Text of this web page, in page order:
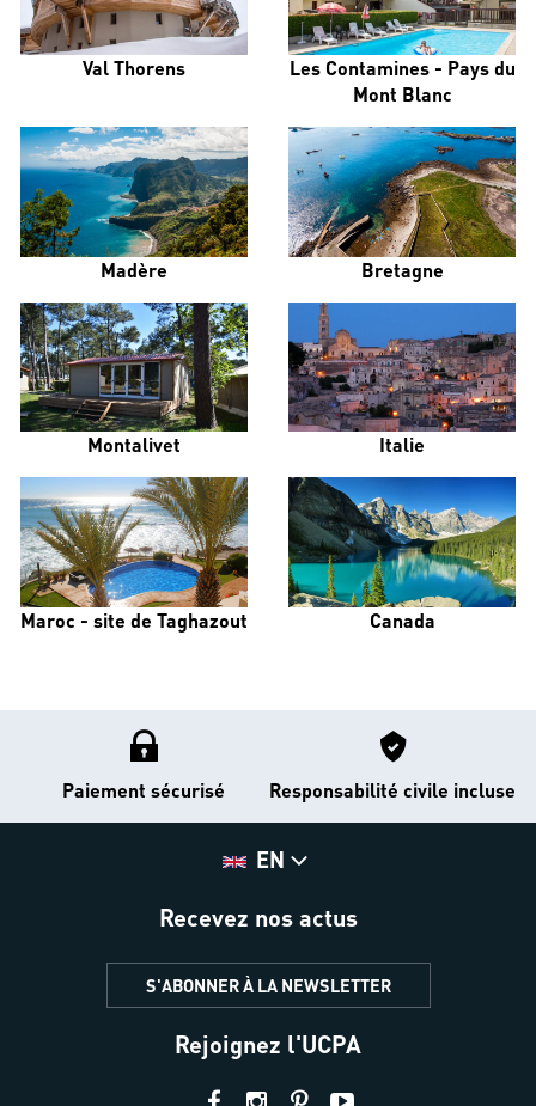
Val Thorens
Les Contamines - Pays du
Mont Blanc
Madère Bretagne
Montalivet Italie
Maroc - site de Taghazout Canada
Paiement sécurisé Responsabilité civile incluse
EN
Recevez nos actus
S'ABONNER À LA NEWSLETTER
Rejoignez l'UCPA